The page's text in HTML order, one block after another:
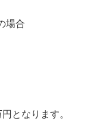
場合
となります。